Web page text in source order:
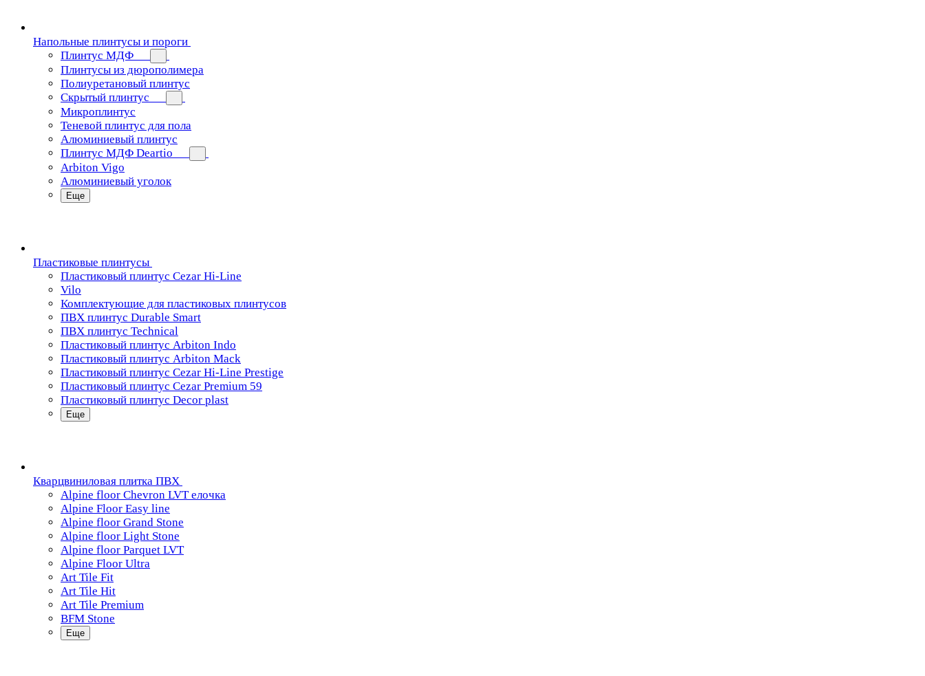
Напольные плинтусы и пороги
Плинтус МДФ
Плинтусы из дюрополимера
Полиуретановый плинтус
Скрытый плинтус
Микроплинтус
Теневой плинтус для пола
Алюминиевый плинтус
Плинтус МДФ Deartio
Arbiton Vigo
Алюминиевый уголок
Еще
Пластиковые плинтусы
Пластиковый плинтус Cezar Hi-Line
Vilo
Комплектующие для пластиковых плинтусов
ПВХ плинтус Durable Smart
ПВХ плинтус Technical
Пластиковый плинтус Arbiton Indo
Пластиковый плинтус Arbiton Mack
Пластиковый плинтус Cezar Hi-Line Prestige
Пластиковый плинтус Cezar Premium 59
Пластиковый плинтус Decor plast
Еще
Кварцвиниловая плитка ПВХ
Alpine floor Chevron LVT елочка
Alpine Floor Easy line
Alpine floor Grand Stone
Alpine floor Light Stone
Alpine floor Parquet LVT
Alpine Floor Ultra
Art Tile Fit
Art Tile Hit
Art Tile Premium
BFM Stone
Еще